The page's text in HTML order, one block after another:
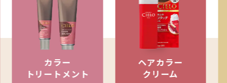
カラー
トリートメント
ヘアカラー
クリーム